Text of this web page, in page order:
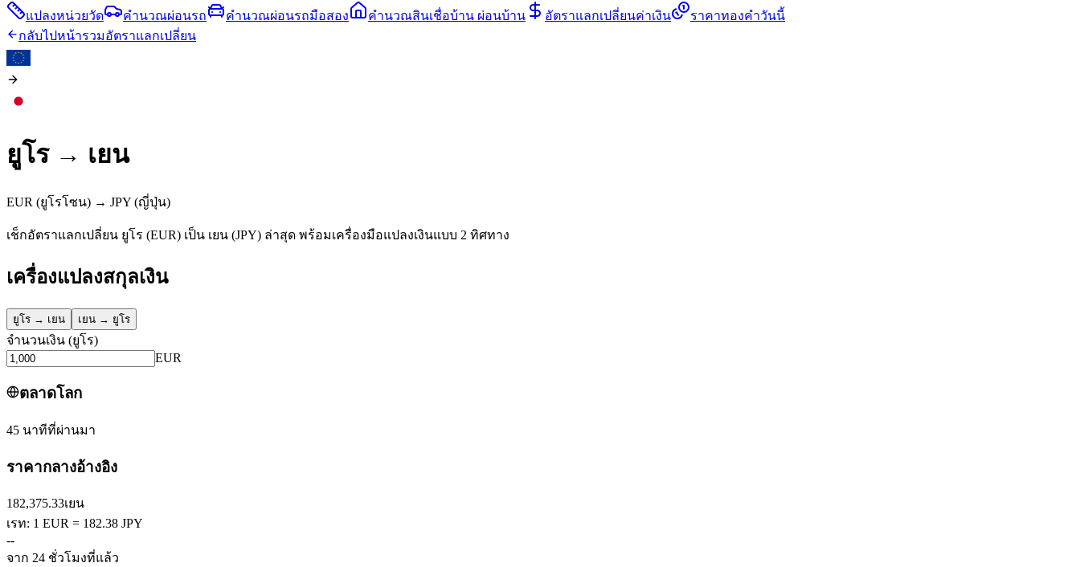
แปลงหน่วยวัด
คำนวณผ่อนรถ คำนวณผ่อนรถมือสอง คำนวณสินเชื่อบ้าน ผ่อนบ้าน อัตราแลกเปลี่ยนค่าเงิน
ราคาทองคำวันนี้
กลับไปหน้ารวมอัตราแลกเปลี่ยน
ยูโร→ เยน
EUR (ยูโรโซน) → JPY (ญี่ปุ่น)
เช็กอัตราแลกเปลี่ยน ยูโร (EUR) เป็น เยน (JPY) ล่าสุด พร้อมเครื่องมือแปลงเงินแบบ 2 ทิศทาง
เครื่องแปลงสกุลเงิน
ยูโร → เยน เยน → ยูโร
จำนวนเงิน (ยูโร)
EUR
ตลาดโลก
45 นาทีที่ผ่านมา
ราคากลางอ้างอิง
182,375.33เยน
เรท: 1 EUR = 182.38 JPY
--
จาก 24 ชั่วโมงที่แล้ว